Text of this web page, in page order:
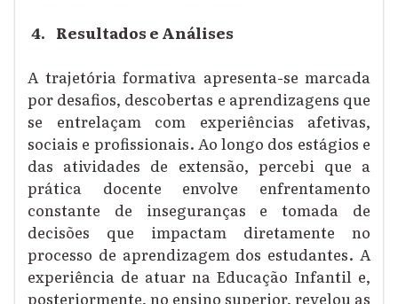
4. Resultados e Análises
A trajetória formativa apresenta-se marcada
por desafios, descobertas e aprendizagens que
se entrelaçam com experiências afetivas,
sociais e profissionais. Ao longo dos estágios e
das atividades de extensão, percebi que a
prática docente envolve enfrentamento
constante de inseguranças e tomada de
decisões que impactam diretamente no
processo de aprendizagem dos estudantes. A
experiência de atuar na Educação Infantil e,
posteriormente, no ensino superior, revelou as